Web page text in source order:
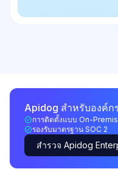
Apidog สำหรับองค์ก
การติดตั้งแบบ On-
รองรับมาตรฐาน SOC 2
สำรวจ Apidog